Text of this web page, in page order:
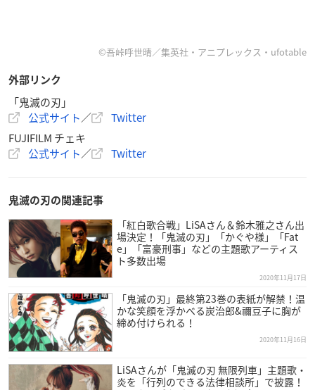
©吾峠呼世晴／集英社・アニプレックス・ufotable
外部リンク
「鬼滅の刃」
公式サイト／
Twitter
FUJIFILM チェキ
公式サイト／ Twitter
鬼滅の刃の関連記事
「紅白歌合戦」LiSAさん＆鈴木雅之さん出
場決定！「鬼滅の刃」「かぐや様」「Fat
e」「富豪刑事」などの主題歌アーティス
ト多数出場
2020年11月17日
「鬼滅の刃」最終第23巻の表紙が解禁！温
かな笑顔を浮かべる炭治郎&禰豆子に胸が
締め付けられる！
2020年11月16日
LiSAさんが「鬼滅の刃 無限列車」主題歌・
炎を「行列のできる法律相談所」で披露！